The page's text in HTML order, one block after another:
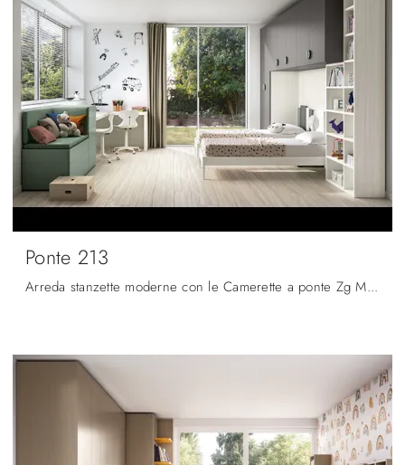
Ponte 213
Arreda stanzette moderne con le Camerette a ponte Zg Mobili! Il modello Ponte 213 in melaminico è per bambini.